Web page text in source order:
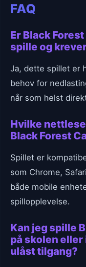
FAQ
Er Black
spille og
Ja, dette spillet er
behov for
når som helst
Hvilke
Black Forest
Spillet er
som Chrome,
både mobile
spillopplevelse.
Kan jeg spille
på skolen
ulåst tilgang?